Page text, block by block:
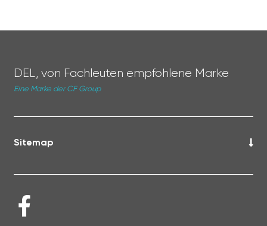
DEL, von Fachleuten empfohlene Marke
Eine Marke der CF Group
Sitemap